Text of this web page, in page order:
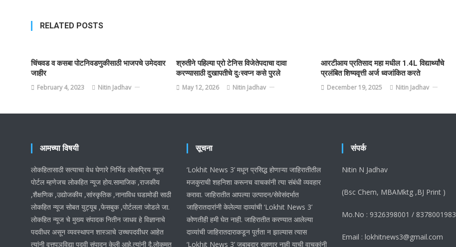
RELATED POSTS
चिंचवड व कसबा पोटनिवडणुकीसाठी भाजपचे उमेदवार
जाहीर
February 4, 2023 Nitin Jadhav
श्रुतीने पहिल्या प्रो टेनिस विजेतेपदाचा दावा
करण्यासाठी दुखापतीचे दुःस्वप्न कसे पुरले
May 12, 2026 Nitin Jadhav
आरटीआय प्रतिसाद महा मधील 1.4L विद्यार्थ्यांचे
प्रलंबित शिष्यवृत्ती अर्ज ध्वजांकित करते
December 19, 2025 Nitin Jadhav
आमच्या विषयी
लोकहितासाठी सत्याचा वेध घेणारे निर्भिड लोकप्रिय न्यूज
पोर्टल म्हणेजच लोकहित न्यूज होय.सामाजिक ,राजकीय
,शैक्षणिक ,उद्योजकीय ,सांस्कृतिक ,नानाविध घडामोडी साठी
लोकहित न्यूज सोबत युट्यूब ,फेसबुक ,पोर्टलला जोडले जा.
लोकहित न्यूज चे मुख्य संपादक नितीन जाधव हे विज्ञानाचे
पदवीधर असून व्यवस्थापन शास्ञाचे उच्चपदवीधर आहेत
त्यांनी वृत्तपञविद्या पदवी संपादन केली आहे.त्यांनी दै.लोकमत
सूचना
‘Lokhit News 3’ मधून प्रसिद्ध होणाऱ्या जाहिरातीतील
मजकुराची शहनिशा करूनच वाचकांनी त्या संबंधी व्यवहार
करावा. जाहिरातीत आपल्या उत्पादन/सेवेसंदर्भात
जाहिरातदारांनी केलेल्या दाव्यांची ‘Lokhit News 3’
कोणतीही हमी घेत नाही. जाहिरातीत करण्यात आलेल्या
दाव्यांची जाहिरातदाराकडून पूर्तता न झाल्यास त्यास
‘Lokhit News 3’ जबाबदार राहणार नाही याची वाचकांनी
संपर्क
Nitin N Jadhav
(Bsc Chem, MBAMktg ,BJ Print )
Mo.No : 9326398001 / 8378001983
Email : lokhitnews3@gmail.com